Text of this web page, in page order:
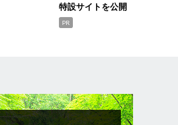
特設サイトを公開
PR